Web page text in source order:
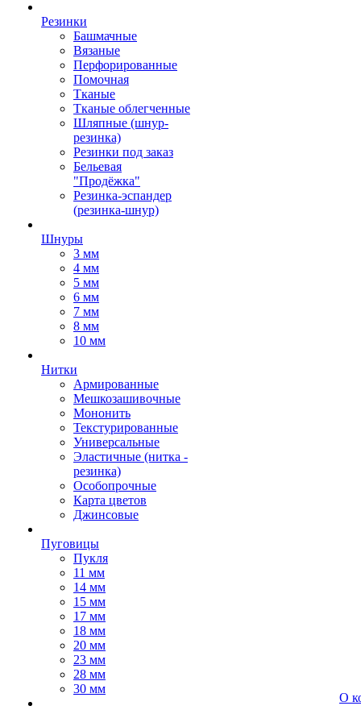
Резинки
Башмачные
Вязаные
Перфорированные
Помочная
Тканые
Тканые облегченные
Шляпные (шнур-
резинка)
Резинки под заказ
Бельевая
"Продёжка"
Резинка-эспандер
(резинка-шнур)
Шнуры
3 мм
4 мм
5 мм
6 мм
7 мм
8 мм
10 мм
Нитки
Армированные
Мешкозашивочные
Мононить
Текстурированные
Универсальные
Эластичные (нитка -
резинка)
Особопрочные
Карта цветов
Джинсовые
Пуговицы
Пукля
11 мм
14 мм
15 мм
17 мм
18 мм
20 мм
23 мм
28 мм
30 мм
О